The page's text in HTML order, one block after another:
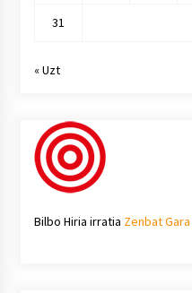
31
« Uzt
Bilbo Hiria irratia Zenbat Gara